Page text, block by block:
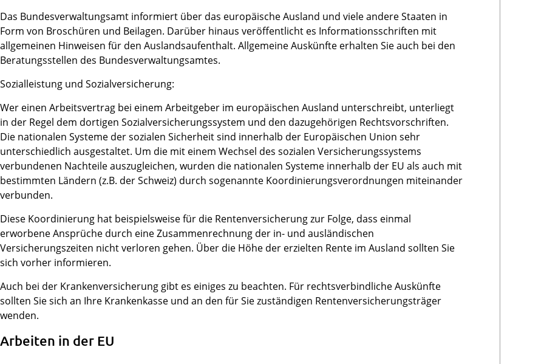
Arbeiten in der EU
Das Bundesverwaltungsamt informiert über das europäische Ausland und viele andere Staaten in
Form von Broschüren und Beilagen. Darüber hinaus veröffentlicht es Informationsschriften mit
allgemeinen Hinweisen für den Auslandsaufenthalt. Allgemeine Auskünfte erhalten Sie auch bei den
Beratungsstellen des Bundesverwaltungsamtes.
Sozialleistung und Sozialversicherung:
Wer einen Arbeitsvertrag bei einem Arbeitgeber im europäischen Ausland unterschreibt, unterliegt
in der Regel dem dortigen Sozialversicherungssystem und den dazugehörigen Rechtsvorschriften.
Die nationalen Systeme der sozialen Sicherheit sind innerhalb der Europäischen Union sehr
unterschiedlich ausgestaltet. Um die mit einem Wechsel des sozialen Versicherungssystems
verbundenen Nachteile auszugleichen, wurden die nationalen Systeme innerhalb der EU als auch mit
bestimmten Ländern (z.B. der Schweiz) durch sogenannte Koordinierungsverordnungen miteinander
verbunden.
Diese Koordinierung hat beispielsweise für die Rentenversicherung zur Folge, dass einmal
erworbene Ansprüche durch eine Zusammenrechnung der in- und ausländischen
Versicherungszeiten nicht verloren gehen. Über die Höhe der erzielten Rente im Ausland sollten Sie
sich vorher informieren.
Auch bei der Krankenversicherung gibt es einiges zu beachten. Für rechtsverbindliche Auskünfte
sollten Sie sich an Ihre Krankenkasse und an den für Sie zuständigen Rentenversicherungsträger
wenden.